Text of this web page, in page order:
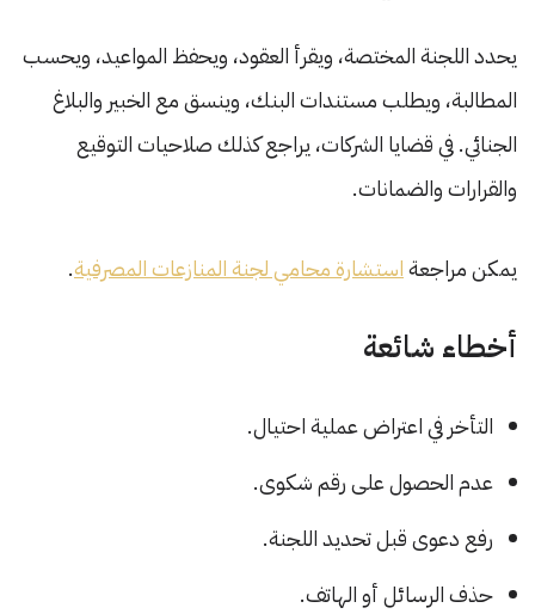
يحدد اللجنة المختصة، ويقرأ العقود، ويحفظ المواعيد، ويحسب
المطالبة، ويطلب مستندات البنك، وينسق مع الخبير والبلاغ
الجنائي. في قضايا الشركات، يراجع كذلك صلاحيات التوقيع
والقرارات والضمانات.
يمكن مراجعةاستشارة محامي لجنة المنازعات المصرفية.
أخطاء شائعة
التأخر في اعتراض عملية احتيال.
عدم الحصول على رقم شكوى.
رفع دعوى قبل تحديد اللجنة.
حذف الرسائل أو الهاتف.